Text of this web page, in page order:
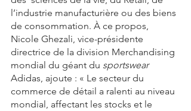
l’industrie manufacturière ou des biens
de consommation. À ce propos,
Nicole Ghezali, vice-présidente
directrice de la division Merchandising
mondial du géant du sportswear
Adidas, ajoute : « Le secteur du
commerce de détail a ralenti au niveau
mondial, affectant les stocks et le